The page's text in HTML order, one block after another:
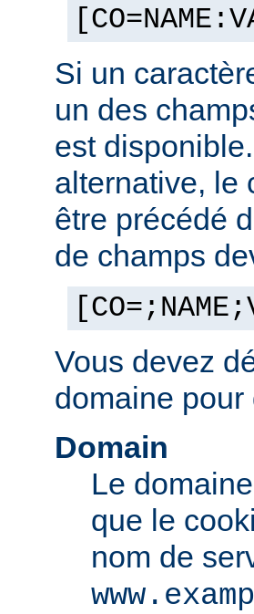
Si un
un des
est
alternative, le
être précédé
de champs
Vous devez
domaine
Domain
Le
que le
nom de